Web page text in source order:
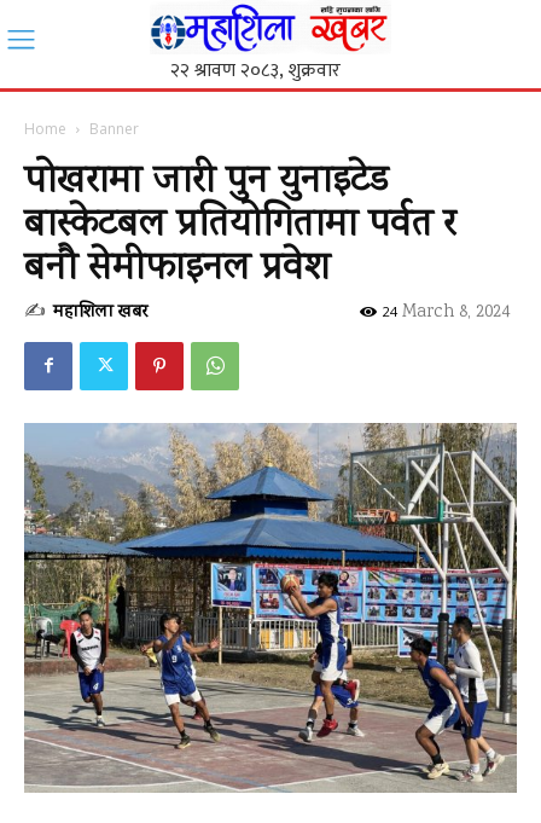
Home Banner
पोखरामा जारी पुन युनाइटेड
बास्केटबल प्रतियोगितामा पर्वत र
बनौ सेमीफाइनल प्रवेश
✍ महाशिला खबर March 8, 2024
24